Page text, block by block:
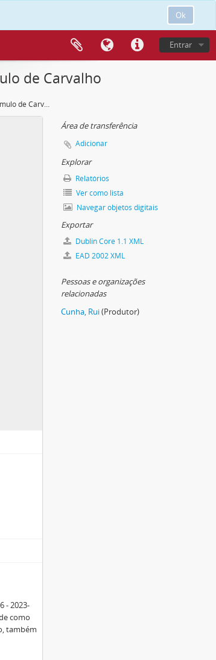
Ok
Entrar
de Carvalho
Lançamento de livro de Rómulo de Carvalho
- 2023-
como
também
Área de transferência
Adicionar
Explorar
Relatórios
Ver como lista
Navegar objetos digitais
Exportar
Dublin Core 1.1 XML
EAD 2002 XML
Pessoas e organizações
relacionadas
Cunha, Rui(Produtor)